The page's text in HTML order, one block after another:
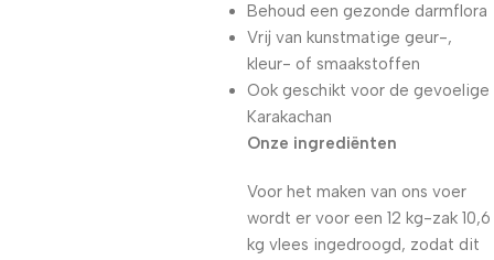
Behoud een gezonde darmflora
Vrij van kunstmatige geur-,
kleur- of smaakstoffen
Ook geschikt voor de gevoelige
Karakachan
Onze ingrediënten
Voor het maken van ons voer
wordt er voor een 12 kg-zak 10,6
kg vlees ingedroogd, zodat dit